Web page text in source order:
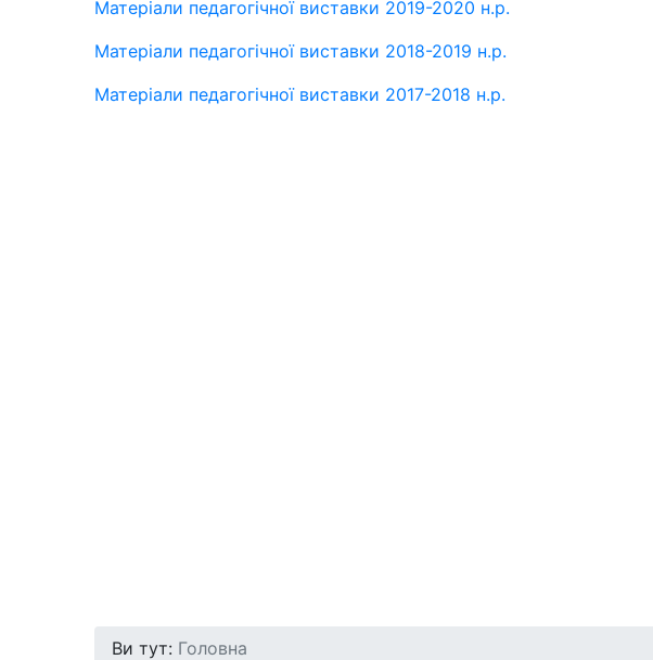
Матеріали педагогічної виставки 2019-2020 н.р.
Матеріали педагогічної виставки 2018-2019 н.р.
Матеріали педагогічної виставки 2017-2018 н.р.
Ви тут: Головна